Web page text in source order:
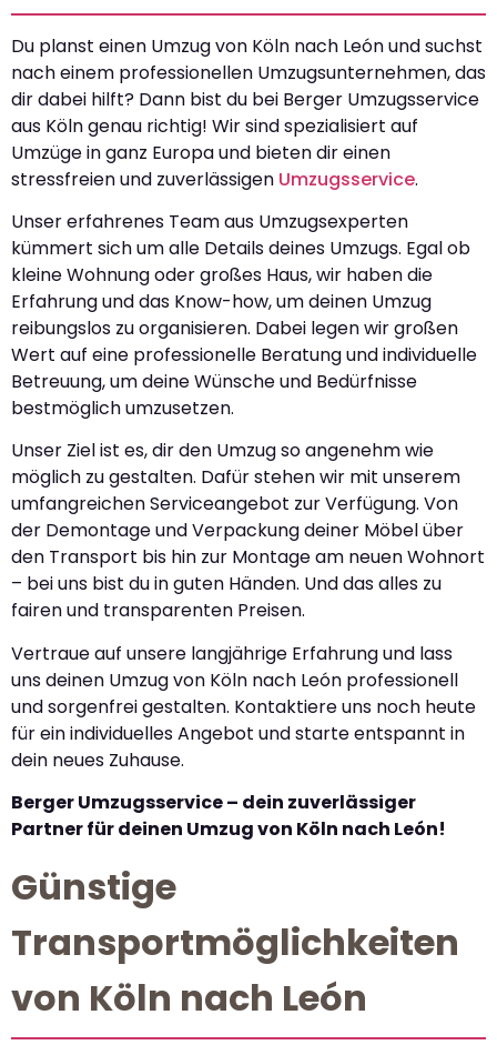
Du planst einen Umzug von Köln nach León und suchst
nach einem professionellen Umzugsunternehmen, das
dir dabei hilft? Dann bist du bei Berger Umzugsservice
aus Köln genau richtig! Wir sind spezialisiert auf
Umzüge in ganz Europa und bieten dir einen
stressfreien und zuverlässigen Umzugsservice.
Unser erfahrenes Team aus Umzugsexperten
kümmert sich um alle Details deines Umzugs. Egal ob
kleine Wohnung oder großes Haus, wir haben die
Erfahrung und das Know-how, um deinen Umzug
reibungslos zu organisieren. Dabei legen wir großen
Wert auf eine professionelle Beratung und individuelle
Betreuung, um deine Wünsche und Bedürfnisse
bestmöglich umzusetzen.
Unser Ziel ist es, dir den Umzug so angenehm wie
möglich zu gestalten. Dafür stehen wir mit unserem
umfangreichen Serviceangebot zur Verfügung. Von
der Demontage und Verpackung deiner Möbel über
den Transport bis hin zur Montage am neuen Wohnort
– bei uns bist du in guten Händen. Und das alles zu
fairen und transparenten Preisen.
Vertraue auf unsere langjährige Erfahrung und lass
uns deinen Umzug von Köln nach León professionell
und sorgenfrei gestalten. Kontaktiere uns noch heute
für ein individuelles Angebot und starte entspannt in
dein neues Zuhause.
Berger Umzugsservice – dein zuverlässiger
Partner für deinen Umzug von Köln nach León!
Günstige
Transportmöglichkeiten
von Köln nach León